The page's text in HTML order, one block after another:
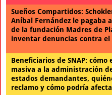
Sueños Compartidos:
Aníbal Fernández le pagaba
de la fundación Madres de
inventar denuncias contra el
Beneficiarios de SNAP: cómo
masiva a la administración
estados demandantes,
reclamo y cómo podría